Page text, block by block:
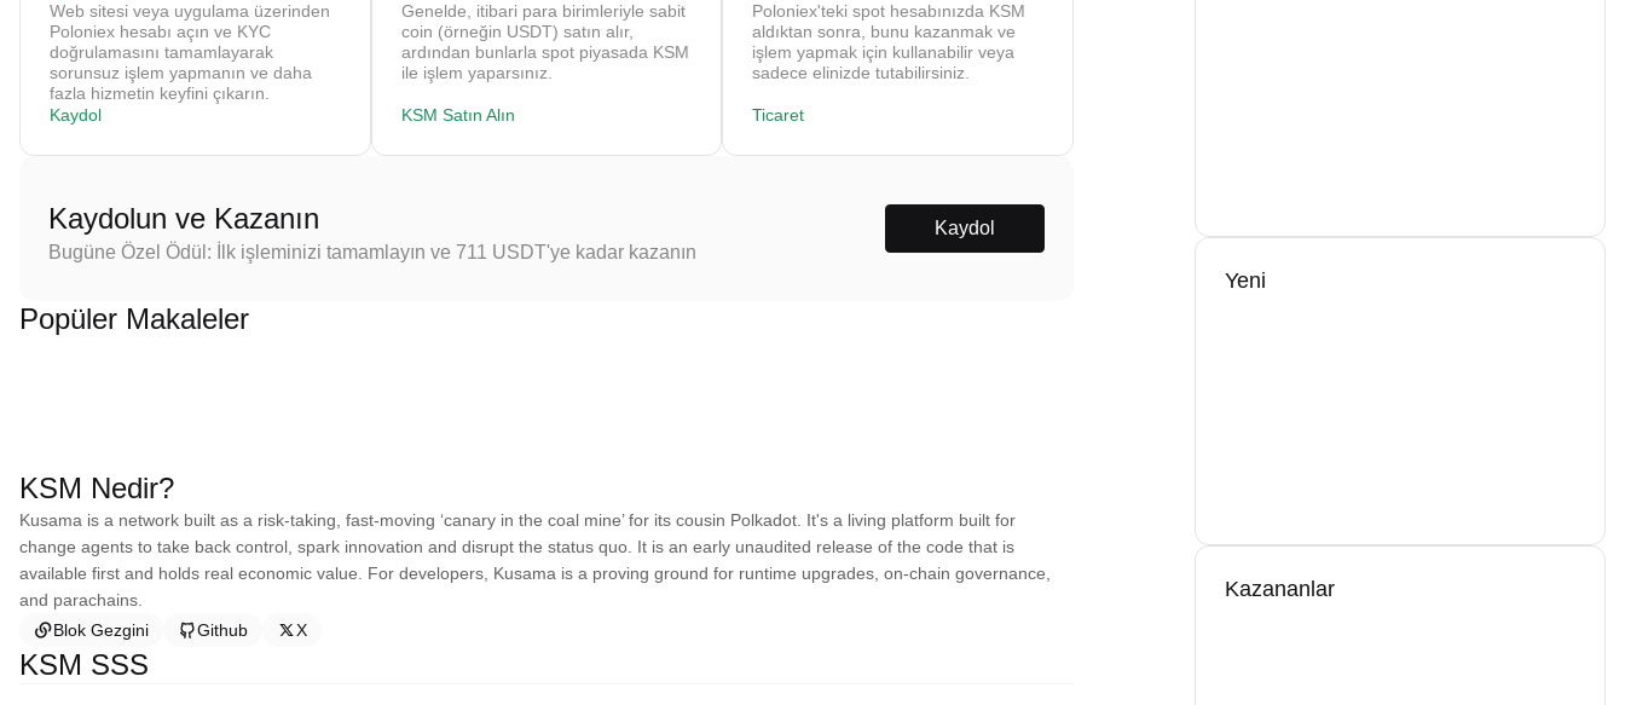
Web sitesi veya uygulama üzerinden
Poloniex hesabı açın ve KYC
doğrulamasını tamamlayarak
sorunsuz işlem yapmanın ve daha
fazla hizmetin keyfini çıkarın.
Kaydol
Genelde, itibari para birimleriyle sabit
coin (örneğin USDT) satın alır,
ardından bunlarla spot piyasada KSM
ile işlem yaparsınız.
KSM Satın Alın
Poloniex'teki spot hesabınızda KSM
aldıktan sonra, bunu kazanmak ve
işlem yapmak için kullanabilir veya
sadece elinizde tutabilirsiniz.
Ticaret
Kaydolun ve Kazanın
Bugüne Özel Ödül: İlk işleminizi tamamlayın ve 711 USDT'ye kadar kazanın
Kaydol
Popüler Makaleler
KSM Nedir?
Kusama is a network built as a risk-taking, fast-moving ‘canary in the coal mine’ for its cousin Polkadot. It's a living platform built for
change agents to take back control, spark innovation and disrupt the status quo. It is an early unaudited release of the code that is
available first and holds real economic value. For developers, Kusama is a proving ground for runtime upgrades, on-chain governance,
and parachains.
Blok Gezgini
Github X
KSM SSS
Yeni
Kazananlar